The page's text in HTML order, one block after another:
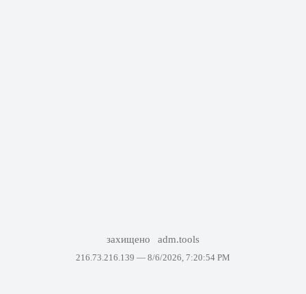
захищено adm.tools
216.73.216.139 — 8/6/2026, 7:20:54 PM